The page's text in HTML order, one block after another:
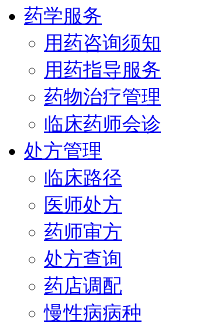
药学服务
用药咨询须知
用药指导服务
药物治疗管理
临床药师会诊
处方管理
临床路径
医师处方
药师审方
处方查询
药店调配
慢性病病种